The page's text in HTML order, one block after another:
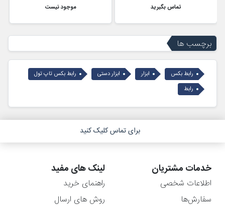
تماس بگیرید موجود نیست
برچسب ها
رابط بکس ابزار ابزار دستی
رابط بکس تاپ تول
رابط
برای تماس کلیک کنید
خدمات مشتریان
اطلاعات شخصی
سفارش‌ها
لینک های مفید
راهنمای خرید
روش های ارسال